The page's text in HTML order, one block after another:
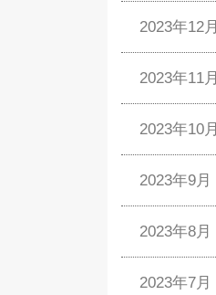
2023年12月
2023年11月
2023年10月
2023年9月
2023年8月
2023年7月